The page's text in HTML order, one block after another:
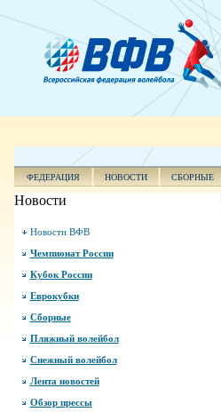
ФЕДЕРАЦИЯ НОВОСТИ СБОРНЫЕ
Новости
Новости ВФВ
Чемпионат России
Кубок России
Еврокубки
Сборные
Пляжный волейбол
Снежный волейбол
Лента новостей
Обзор прессы